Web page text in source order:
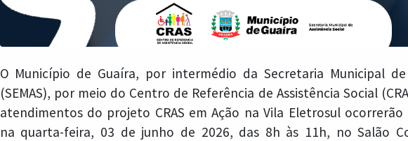
O Município de Guaíra, por intermédio da Secretaria Municipal de
(SEMAS), por meio do Centro de Referência de Assistência Social
atendimentos do projeto CRAS em Ação na Vila Eletrosul
na quarta-feira, 03 de junho de 2026, das 8h às 11h, no Salão